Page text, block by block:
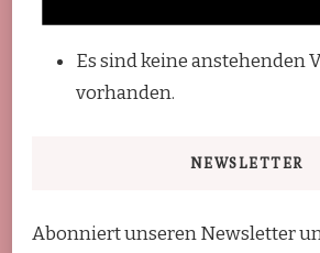
Es sind keine anstehenden
vorhanden.
NEWSLETTER
Abonniert unseren Newsletter